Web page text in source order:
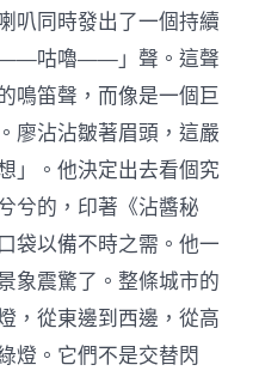
叭同時發出了一個持續
——咕嚕——」聲。這聲
鳴笛聲，而像是一個巨
廖沾沾皺著眉頭，這嚴
」。他決定出去看個究
兮的，印著《沾醬秘
袋以備不時之需。他一
象震驚了。整條城市的
，從東邊到西邊，從高
燈。它們不是交替閃